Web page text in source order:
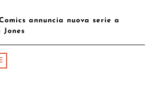
annuncia nuova serie a